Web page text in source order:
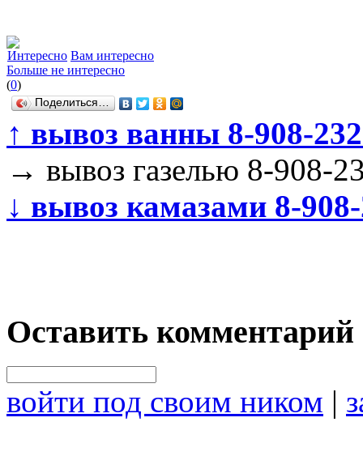
Интересно Вам интересно
Больше не интересно
(0)
Поделиться…
↑ вывоз ванны 8-908-
→ вывоз газелью 8-908-
↓ вывоз камазами 8-
Оставить комментарий
войти под своим ником |